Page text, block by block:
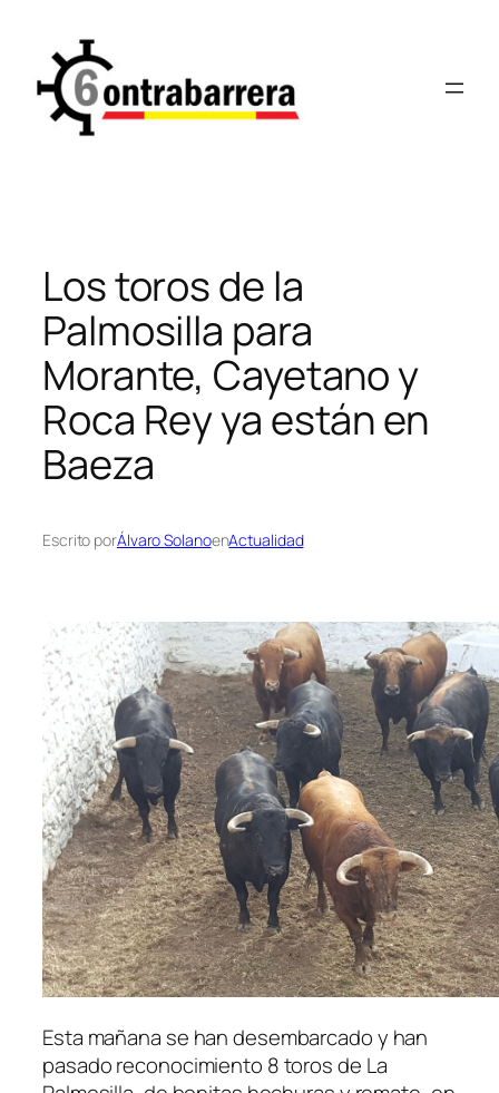
contenido
Los toros de la
Palmosilla para
Morante, Cayetano y
Roca Rey ya están en
Baeza
Escrito porÁlvaro SolanoenActualidad
Esta mañana se han desembarcado y han
pasado reconocimiento 8 toros de La